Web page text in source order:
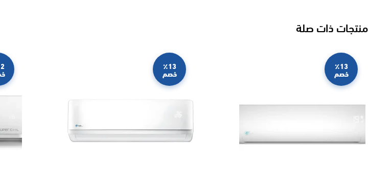
منتجات ذات صلة
٪13
خصم
٪13
خصم